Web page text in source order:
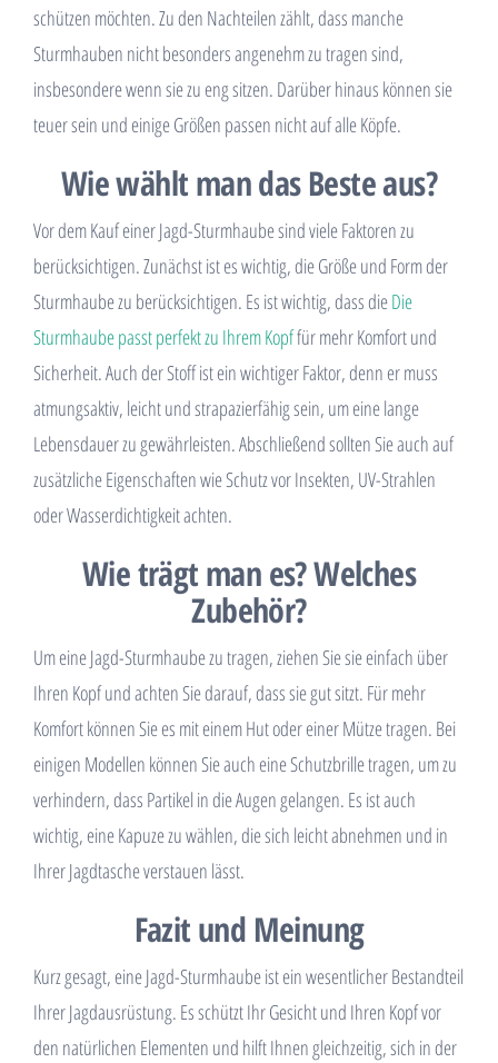
schützen möchten. Zu den Nachteilen zählt, dass manche
Sturmhauben nicht besonders angenehm zu tragen sind,
insbesondere wenn sie zu eng sitzen. Darüber hinaus können sie
teuer sein und einige Größen passen nicht auf alle Köpfe.
Wie wählt man das Beste aus?
Vor dem Kauf einer Jagd-Sturmhaube sind viele Faktoren zu
berücksichtigen. Zunächst ist es wichtig, die Größe und Form der
Sturmhaube zu berücksichtigen. Es ist wichtig, dass dieDie
Sturmhaube passt perfekt zu Ihrem Kopffür mehr Komfort und
Sicherheit. Auch der Stoff ist ein wichtiger Faktor, denn er muss
atmungsaktiv, leicht und strapazierfähig sein, um eine lange
Lebensdauer zu gewährleisten. Abschließend sollten Sie auch auf
zusätzliche Eigenschaften wie Schutz vor Insekten, UV-Strahlen
oder Wasserdichtigkeit achten.
Wie trägt man es? Welches
Zubehör?
Um eine Jagd-Sturmhaube zu tragen, ziehen Sie sie einfach über
Ihren Kopf und achten Sie darauf, dass sie gut sitzt. Für mehr
Komfort können Sie es mit einem Hut oder einer Mütze tragen. Bei
einigen Modellen können Sie auch eine Schutzbrille tragen, um zu
verhindern, dass Partikel in die Augen gelangen. Es ist auch
wichtig, eine Kapuze zu wählen, die sich leicht abnehmen und in
Ihrer Jagdtasche verstauen lässt.
Fazit und Meinung
Kurz gesagt, eine Jagd-Sturmhaube ist ein wesentlicher Bestandteil
Ihrer Jagdausrüstung. Es schützt Ihr Gesicht und Ihren Kopf vor
den natürlichen Elementen und hilft Ihnen gleichzeitig, sich in der